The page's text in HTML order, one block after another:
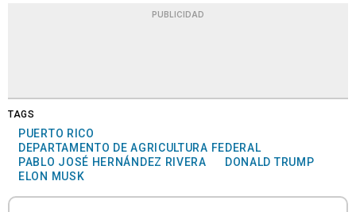
PUBLICIDAD
TAGS
PUERTO RICO
DEPARTAMENTO DE AGRICULTURA FEDERAL
PABLO JOSÉ HERNÁNDEZ RIVERA
DONALD TRUMP
ELON MUSK